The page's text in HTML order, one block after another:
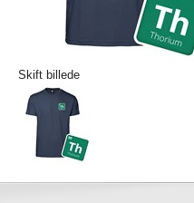
Skift billede